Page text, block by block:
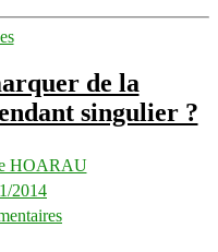
de la
singulier ?
HOARAU
2014
Comment